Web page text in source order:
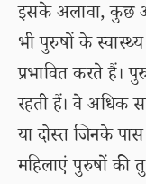
इसके अलावा, कुछ
भी पुरुषों के
प्रभावित करते हैं।
रहती हैं। वे अधिक
या दोस्त जिनके
महिलाएं पुरुषों की